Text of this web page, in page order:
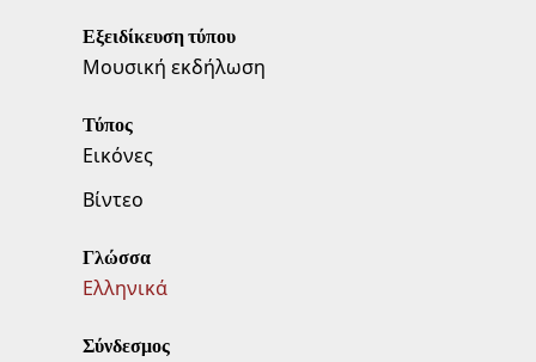
Εξειδίκευση τύπου
Μουσική εκδήλωση
Τύπος
Εικόνες
Βίντεο
Γλώσσα
Ελληνικά
Σύνδεσμος